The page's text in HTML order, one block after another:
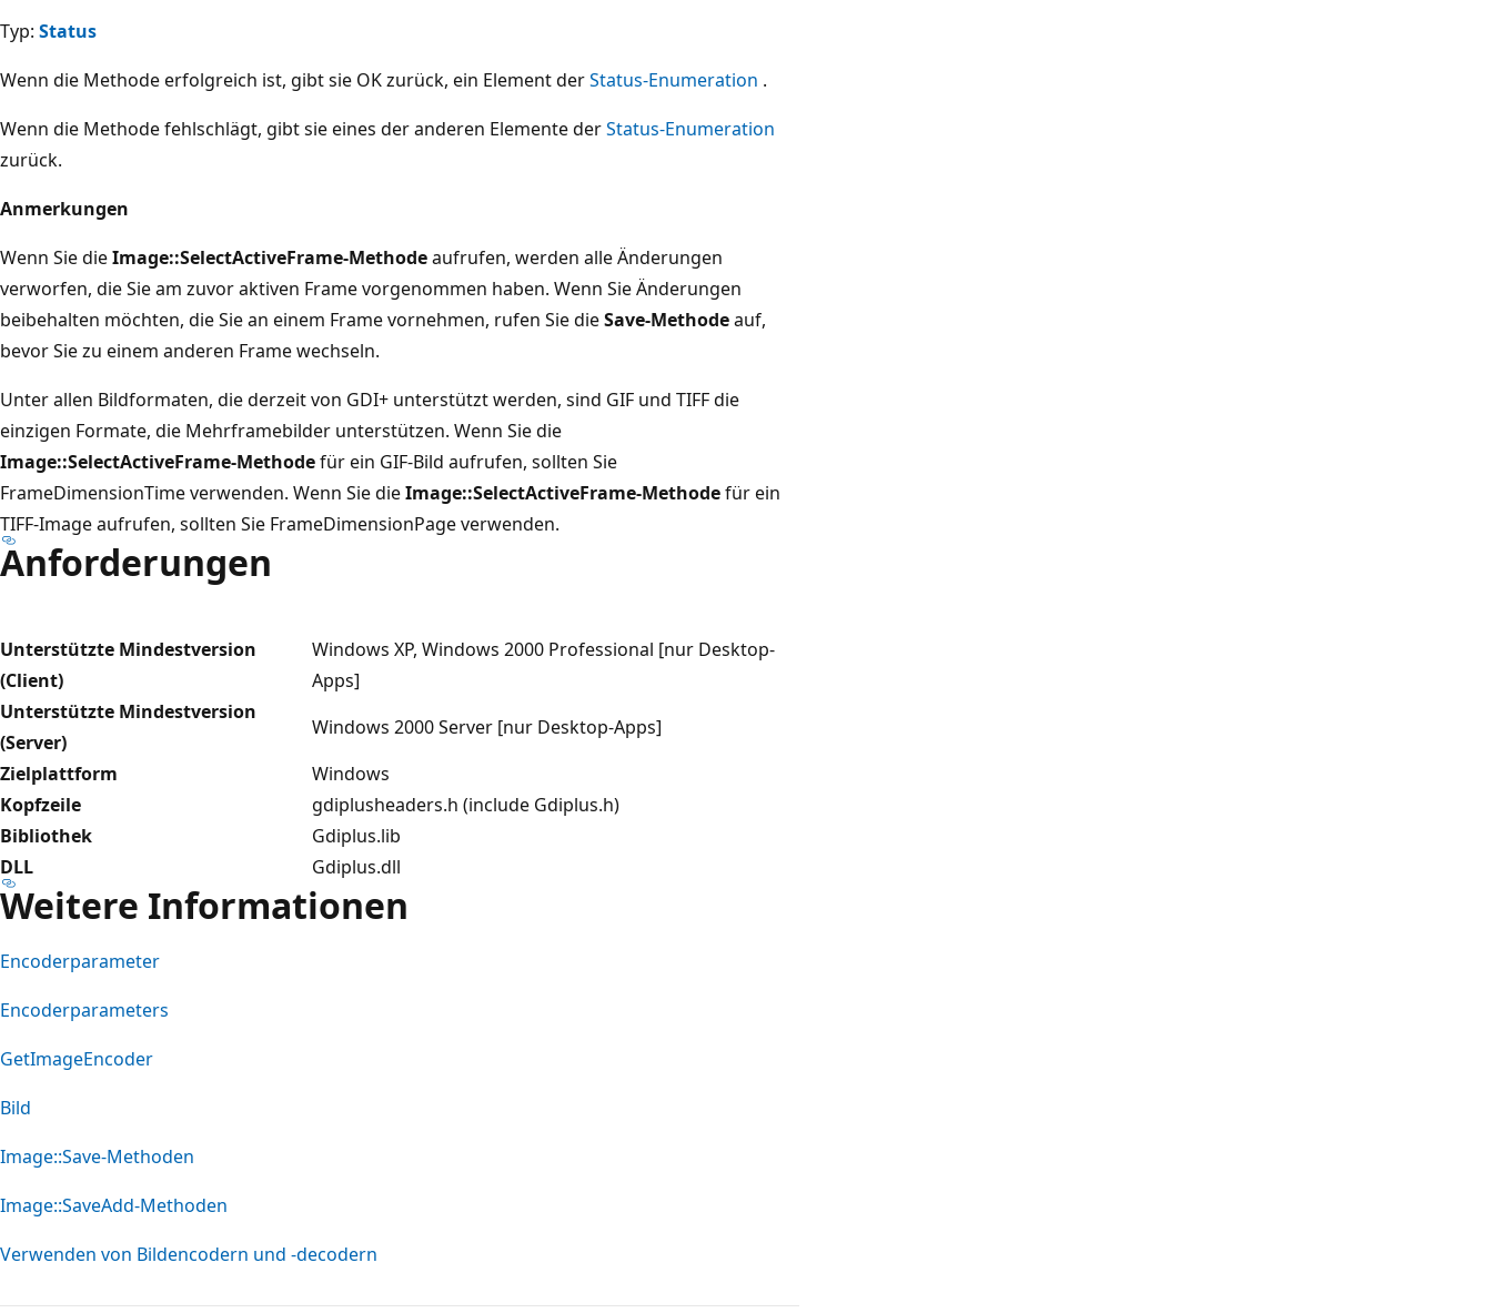
Typ: Status
Wenn die Methode erfolgreich ist, gibt sie OK zurück, ein Element derStatus-Enumeration .
Wenn die Methode fehlschlägt, gibt sie eines der anderen Elemente derStatus-Enumeration
zurück.
Anmerkungen
Wenn Sie dieImage::SelectActiveFrame-Methodeaufrufen, werden alle Änderungen
verworfen, die Sie am zuvor aktiven Frame vorgenommen haben. Wenn Sie Änderungen
beibehalten möchten, die Sie an einem Frame vornehmen, rufen Sie dieSave-Methodeauf,
bevor Sie zu einem anderen Frame wechseln.
Unter allen Bildformaten, die derzeit von GDI+ unterstützt werden, sind GIF und TIFF die
einzigen Formate, die Mehrframebilder unterstützen. Wenn Sie die
Image::SelectActiveFrame-Methodefür ein GIF-Bild aufrufen, sollten Sie
FrameDimensionTime verwenden. Wenn Sie dieImage::SelectActiveFrame-Methodefür ein
TIFF-Image aufrufen, sollten Sie FrameDimensionPage verwenden.
Anforderungen
Unterstützte Mindestversion
(Client)
Windows XP, Windows 2000 Professional [nur Desktop-
Apps]
Unterstützte Mindestversion
(Server)
Windows 2000 Server [nur Desktop-Apps]
Zielplattform
Windows
Kopfzeile
gdiplusheaders.h (include Gdiplus.h)
Bibliothek
Gdiplus.lib
DLL
Gdiplus.dll
Weitere Informationen
Encoderparameter
Encoderparameters
GetImageEncoder
Bild
Image::Save-Methoden
Image::SaveAdd-Methoden
Verwenden von Bildencodern und -decodern